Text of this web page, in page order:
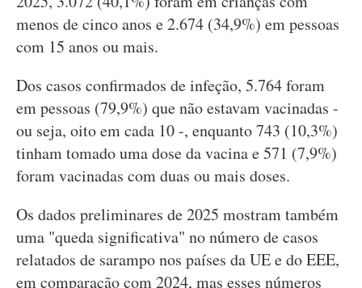
menos de cinco anos e 2.674 (34,9%) em pessoas
com 15 anos ou mais.
Dos casos confirmados de infeção, 5.764 foram
em pessoas (79,9%) que não estavam vacinadas -
ou seja, oito em cada 10 -, enquanto 743 (10,3%)
tinham tomado uma dose da vacina e 571 (7,9%)
foram vacinadas com duas ou mais doses.
Os dados preliminares de 2025 mostram também
uma "queda significativa" no número de casos
relatados de sarampo nos países da UE e do EEE,
em comparação com 2024, mas esses números